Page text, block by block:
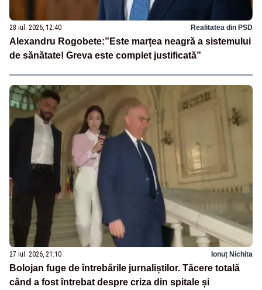
28 iul. 2026, 12:40 Realitatea din PSD
Alexandru Rogobete:”Este marțea neagră a sistemului
de sănătate! Greva este complet justificată”
27 iul. 2026, 21:10 Ionuț Nichita
Bolojan fuge de întrebările jurnaliștilor. Tăcere totală
când a fost întrebat despre criza din spitale și